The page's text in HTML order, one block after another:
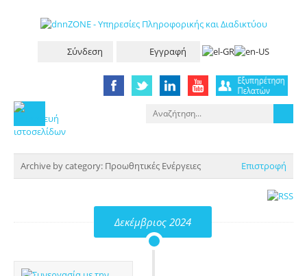
Σύνδεση Εγγραφή
Archive by category: Προωθητικές Ενέργειες Επιστροφή
Δεκέμβριος 2024